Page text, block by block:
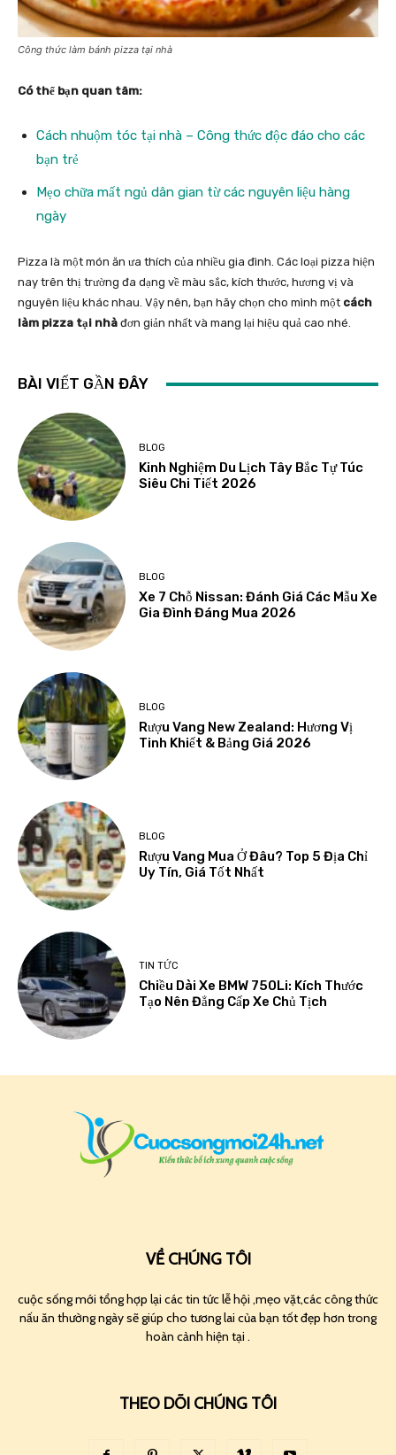
Công thức làm bánh pizza tại nhà
Có thể bạn quan tâm:
Cách nhuộm tóc tại nhà – Công thức độc đáo cho các
bạn trẻ
Mẹo chữa mất ngủ dân gian từ các nguyên liệu hàng
ngày
Pizza là một món ăn ưa thích của nhiều gia đình. Các loại pizza hiện
nay trên thị trường đa dạng về màu sắc, kích thước, hương vị và
nguyên liệu khác nhau. Vậy nên, bạn hãy chọn cho mình một cách
làm pizza tại nhà đơn giản nhất và mang lại hiệu quả cao nhé.
BÀI VIẾT GẦN ĐÂY
BLOG
Kinh Nghiệm Du Lịch Tây Bắc Tự Túc
Siêu Chi Tiết 2026
BLOG
Xe 7 Chỗ Nissan: Đánh Giá Các Mẫu Xe
Gia Đình Đáng Mua 2026
BLOG
Rượu Vang New Zealand: Hương Vị
Tinh Khiết & Bảng Giá 2026
BLOG
Rượu Vang Mua Ở Đâu? Top 5 Địa Chỉ
Uy Tín, Giá Tốt Nhất
TIN TỨC
Chiều Dài Xe BMW 750Li: Kích Thước
Tạo Nên Đẳng Cấp Xe Chủ Tịch
VỀ CHÚNG TÔI
cuộc sống mới tổng hợp lại các tin tức lễ hội ,mẹo vặt,các công thức
nấu ăn thường ngày sẽ giúp cho tương lai của bạn tốt đẹp hơn trong
hoàn cảnh hiện tại .
THEO DÕI CHÚNG TÔI